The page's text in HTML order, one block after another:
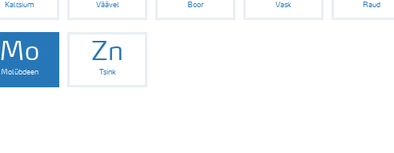
Kaltsium Väävel Boor Vask Raud
Mo
Molübdeen
Zn
Tsink